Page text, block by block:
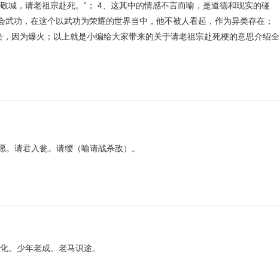
城，请老祖宗赴死。”； 4、这其中的情感不言而喻，是道德和现实的碰
功，在这个以武功为荣耀的世界当中，他不被人看起，作为异类存在；
因为爆火；以上就是小编给大家带来的关于请老祖宗赴死梗的意思介绍全
请君入瓮。请缨（喻请战杀敌）。
。少年老成。老马识途。